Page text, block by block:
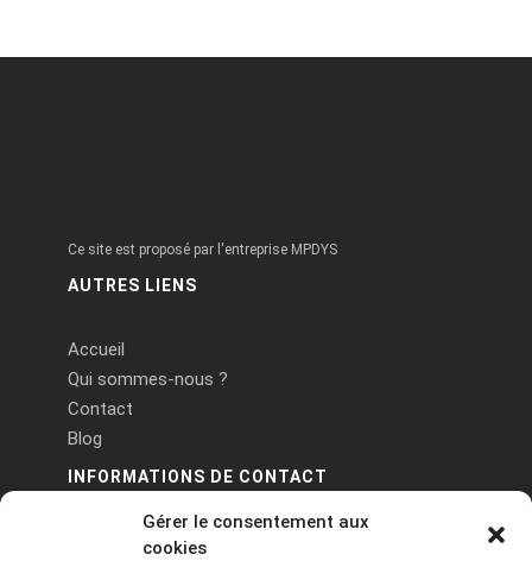
Gérer le consentement aux
cookies
Ce site est proposé par l'entreprise MPDYS
AUTRES LIENS
Accueil
Qui sommes-nous ?
Contact
Blog
INFORMATIONS DE CONTACT
PA Keneach Ouest - 5 rue de Belle-Île - 56400